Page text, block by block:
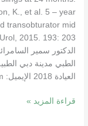
K., et al. 5 – year
transobturator mid
الدكتور سمير
العيادة 2018 الإيميل: semiralsamarrai@hotmail.com
قراءة المزيد »